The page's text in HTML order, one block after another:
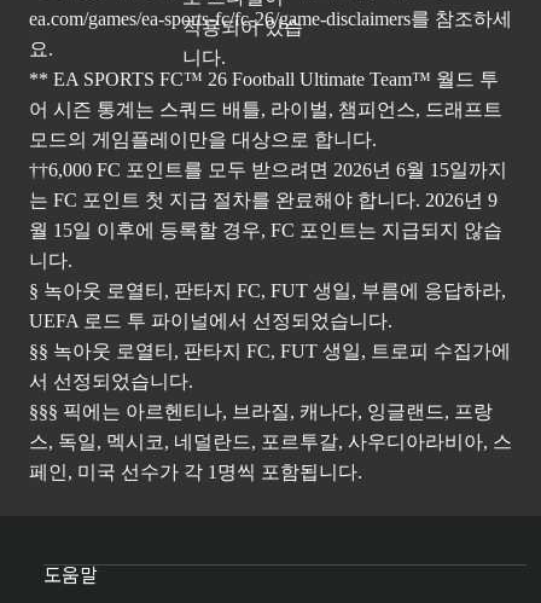
ea.com/games/ea-sports-fc/fc-26/game-disclaimers를 참조하세
요.
** EA SPORTS FC™ 26 Football Ultimate Team™ 월드 투
어 시즌 통계는 스쿼드 배틀, 라이벌, 챔피언스, 드래프트
모드의 게임플레이만을 대상으로 합니다.
††6,000 FC 포인트를 모두 받으려면 2026년 6월 15일까지
는 FC 포인트 첫 지급 절차를 완료해야 합니다. 2026년 9
월 15일 이후에 등록할 경우, FC 포인트는 지급되지 않습
니다.
§ 녹아웃 로열티, 판타지 FC, FUT 생일, 부름에 응답하라,
UEFA 로드 투 파이널에서 선정되었습니다.
§§ 녹아웃 로열티, 판타지 FC, FUT 생일, 트로피 수집가에
서 선정되었습니다.
§§§ 픽에는 아르헨티나, 브라질, 캐나다, 잉글랜드, 프랑
스, 독일, 멕시코, 네덜란드, 포르투갈, 사우디아라비아, 스
페인, 미국 선수가 각 1명씩 포함됩니다.
도움말